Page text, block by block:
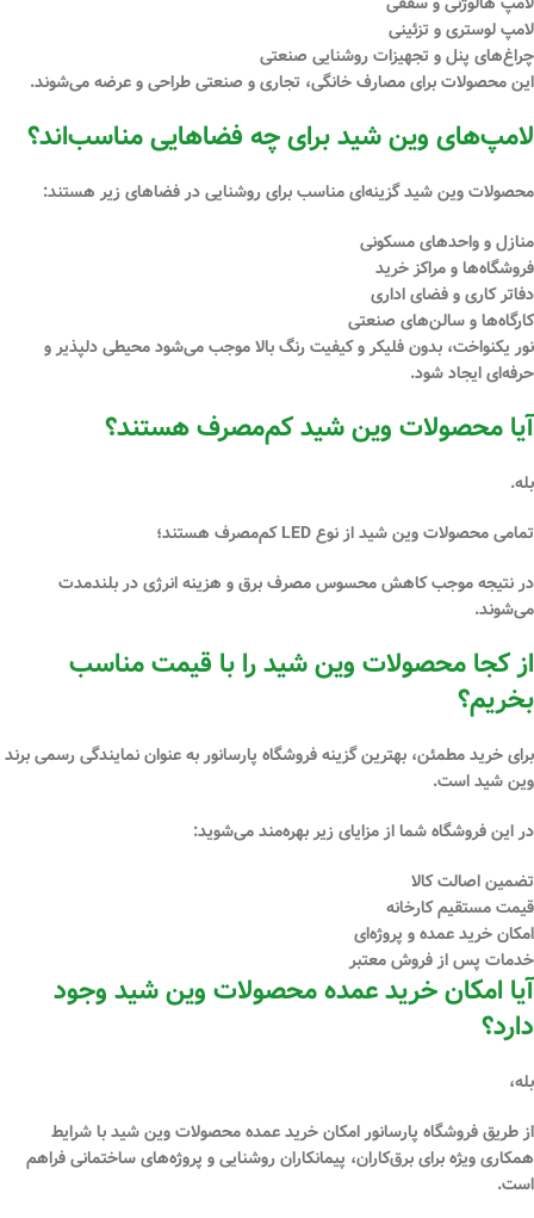
لامپ لوستری و تزئینی
چراغ‌های پنل و تجهیزات روشنایی صنعتی
این محصولات برای مصارف خانگی، تجاری و صنعتی طراحی و عرضه می‌شوند.
لامپ‌های وین شید برای چه فضاهایی مناسب‌اند؟
محصولاتوین شیدگزینه‌ای مناسب برای روشنایی در فضاهای زیر هستند:
منازل و واحدهای مسکونی
فروشگاه‌ها و مراکز خرید
دفاتر کاری و فضای اداری
کارگاه‌ها و سالن‌های صنعتی
نور یکنواخت، بدون فلیکر و کیفیت رنگ بالا موجب می‌شود محیطی دلپذیر و
حرفه‌ای ایجاد شود.
آیا محصولات وین شید کم‌مصرف هستند؟
بله.
تمامی محصولاتوین شیداز نوعLED کم‌مصرف
هستند؛
در نتیجه موجب کاهش محسوس مصرف برق و هزینه انرژی در بلندمدت
می‌شوند.
از کجا محصولات وین شید را با قیمت مناسب
بخریم؟
برای خرید مطمئن، بهترین گزینهفروشگاه پارسانوربه عنوان نمایندگی رسمی برند
وین شیداست.
در این فروشگاه شما از مزایای زیر بهره‌مند می‌شوید:
تضمین اصالت کالا
قیمت مستقیم کارخانه
امکان خرید عمده و پروژه‌ای
خدمات پس از فروش معتبر
آیا امکان خرید عمده محصولات وین شید وجود
دارد؟
بله،
از طریق فروشگاه پارسانورامکان خرید عمده محصولاتوین شیدبا شرایط
همکاری ویژه برای برق‌کاران، پیمانکاران روشنایی و پروژه‌های ساختمانی فراهم
است.